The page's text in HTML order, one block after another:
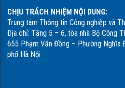
Bắt
Gạo Séng
thơm ngon
CHỊU TRÁCH NHIỆM NỘI DUNG:
Trung tâm Thông tin Công nghiệp và
Địa chỉ: Tầng 5 – 6, tòa nhà Bộ Công
655 Phạm Văn Đồng – Phường Nghĩa
phố Hà Nội